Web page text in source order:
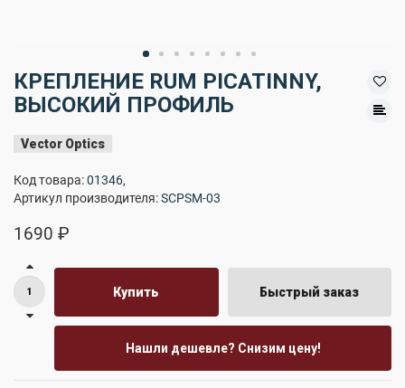
КРЕПЛЕНИЕ RUM PICATINNY,
ВЫСОКИЙ ПРОФИЛЬ
Vector Optics
Код товара:01346,
Артикул производителя:SCPSM-03
1690 ₽
Купить Быстрый заказ
Нашли дешевле? Снизим цену!